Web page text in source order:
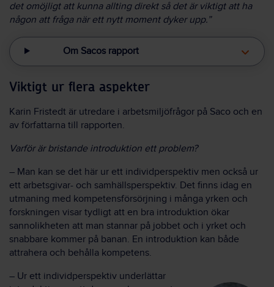
det omöjligt att kunna allting direkt så det är viktigt att ha
någon att fråga när ett nytt moment dyker upp.”
Om Sacos rapport
Viktigt ur flera aspekter
Karin Fristedt är utredare i arbetsmiljöfrågor på Saco och en
av författarna till rapporten.
Varför är bristande introduktion ett problem?
– Man kan se det här ur ett individperspektiv men också ur
ett arbetsgivar- och samhällsperspektiv. Det finns idag en
utmaning med kompetensförsörjning i många yrken och
forskningen visar tydligt att en bra introduktion ökar
sannolikheten att man stannar på jobbet och i yrket och
snabbare kommer på banan. En introduktion kan både
attrahera och behålla kompetens.
– Ur ett individperspektiv underlättar